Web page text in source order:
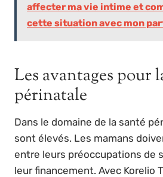
affecter ma vie intime et
cette situation avec mon
Les avantages pour
périnatale
Dans le domaine de la santé
sont élevés. Les mamans
entre leurs préoccupations de
leur financement. Avec Korelio